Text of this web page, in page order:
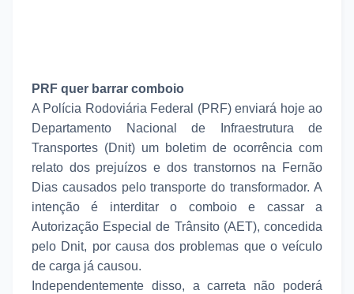
PRF quer barrar comboio
A Polícia Rodoviária Federal (PRF) enviará hoje ao
Departamento Nacional de Infraestrutura de
Transportes (Dnit) um boletim de ocorrência com
relato dos prejuízos e dos transtornos na Fernão
Dias causados pelo transporte do transformador. A
intenção é interditar o comboio e cassar a
Autorização Especial de Trânsito (AET), concedida
pelo Dnit, por causa dos problemas que o veículo
de carga já causou.
Independentemente disso, a carreta não poderá